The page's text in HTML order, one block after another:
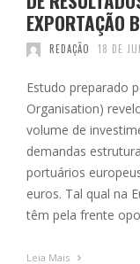
EXPORTAÇÃO
REDAÇÃO 18 DE
Estudo preparado
Organisation)
volume de
demandas
portuários
euros. Tal qual na
têm pela frente
Leia Mais